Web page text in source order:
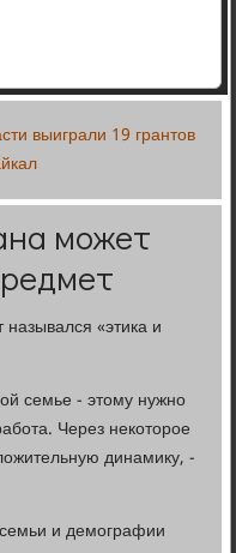
выиграли 19 грантов
может
«этика и
семье - этому нужно
Через некоторое
динамику, -
и демографии